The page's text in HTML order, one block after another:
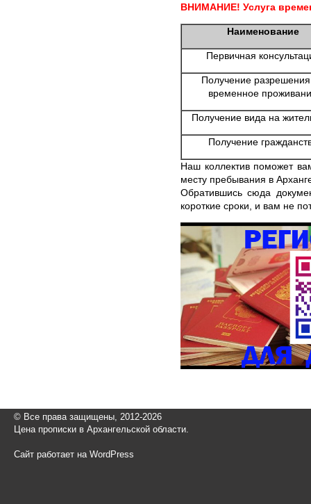
ВНИМАНИЕ! Услуга
Наименование
Первичная
Получение
временное
Получение вида на
Получение
Наш коллектив поможет
месту пребывания в
Обратившись сюда
короткие сроки, и вам не
© Все права защищены, 2012-2026
Цена прописки в Архангельской области.
Сайт работает на WordPress